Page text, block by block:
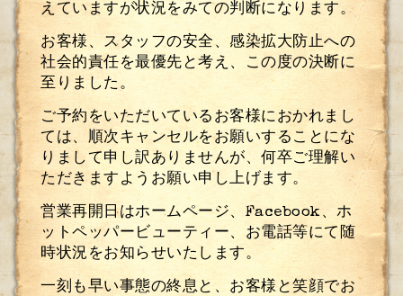
えていますが状況をみての判断になります。
お客様、スタッフの安全、感染拡大防止への
社会的責任を最優先と考え、この度の決断に
至りました。
ご予約をいただいているお客様におかれまし
ては、順次キャンセルをお願いすることにな
りまして申し訳ありませんが、何卒ご理解い
ただきますようお願い申し上げます。
営業再開日はホームページ、 Facebook 、ホ
ットペッパービューティー、お電話等にて随
時状況をお知らせいたします。
一刻も早い事態の終息と、お客様と笑顔でお